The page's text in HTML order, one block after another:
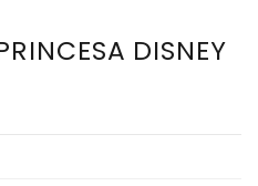
DISNEY